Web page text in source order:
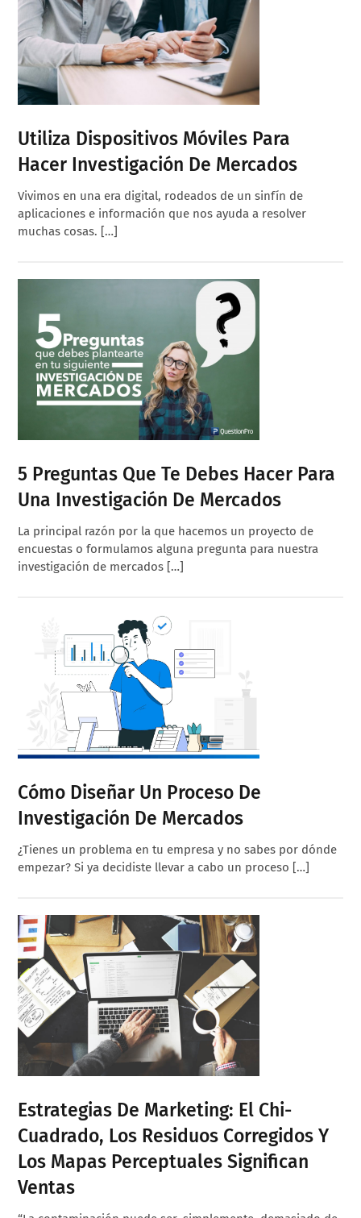
Utiliza Dispositivos Móviles Para
Hacer Investigación De Mercados
Vivimos en una era digital, rodeados de un sinfín de
aplicaciones e información que nos ayuda a resolver
muchas cosas. […]
5 Preguntas Que Te Debes Hacer Para
Una Investigación De Mercados
La principal razón por la que hacemos un proyecto de
encuestas o formulamos alguna pregunta para nuestra
investigación de mercados […]
Cómo Diseñar Un Proceso De
Investigación De Mercados
¿Tienes un problema en tu empresa y no sabes por dónde
empezar? Si ya decidiste llevar a cabo un proceso […]
Estrategias De Marketing: El Chi-
Cuadrado, Los Residuos Corregidos Y
Los Mapas Perceptuales Significan
Ventas